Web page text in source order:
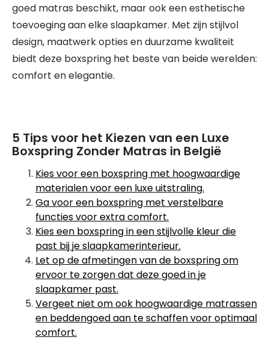
goed matras beschikt, maar ook een esthetische
toevoeging aan elke slaapkamer. Met zijn stijlvol
design, maatwerk opties en duurzame kwaliteit
biedt deze boxspring het beste van beide werelden:
comfort en elegantie.
5 Tips voor het Kiezen van een Luxe
Boxspring Zonder Matras in België
Kies voor een boxspring met hoogwaardige
materialen voor een luxe uitstraling.
Ga voor een boxspring met verstelbare
functies voor extra comfort.
Kies een boxspring in een stijlvolle kleur die
past bij je slaapkamerinterieur.
Let op de afmetingen van de boxspring om
ervoor te zorgen dat deze goed in je
slaapkamer past.
Vergeet niet om ook hoogwaardige matrassen
en beddengoed aan te schaffen voor optimaal
comfort.